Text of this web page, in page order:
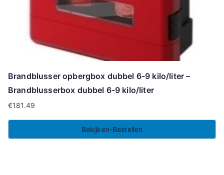
Brandblusser opbergbox dubbel 6-9 kilo/liter –
Brandblusserbox dubbel 6-9 kilo/liter
€181.49
Bekijken-Bestellen